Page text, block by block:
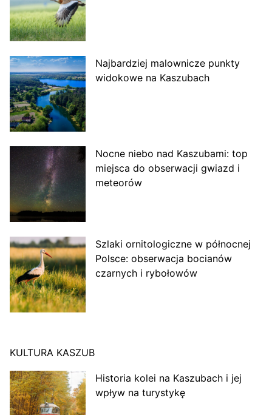
Najbardziej malownicze punkty
widokowe na Kaszubach
Nocne niebo nad Kaszubami: top
miejsca do obserwacji gwiazd i
meteorów
Szlaki ornitologiczne w północnej
Polsce: obserwacja bocianów
czarnych i rybołowów
KULTURA KASZUB
Historia kolei na Kaszubach i jej
wpływ na turystykę